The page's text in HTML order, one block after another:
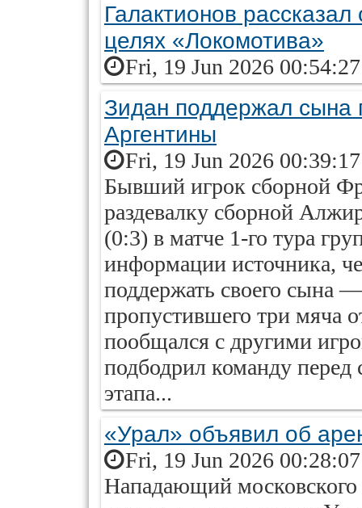
Галактионов
целях «Локомотива»
Fri, 19 Jun 2026
Зидан поддержал сына
Аргентины
Fri, 19 Jun 2026
Бывший игрок сборной
раздевалку сборной
(0:3) в матче 1-го тура
информации источника,
поддержать своего сына
пропустившего три мяча
пообщался с другими
подбодрил команду
этапа...
«Урал» объявил об
Fri, 19 Jun 2026
Нападающий